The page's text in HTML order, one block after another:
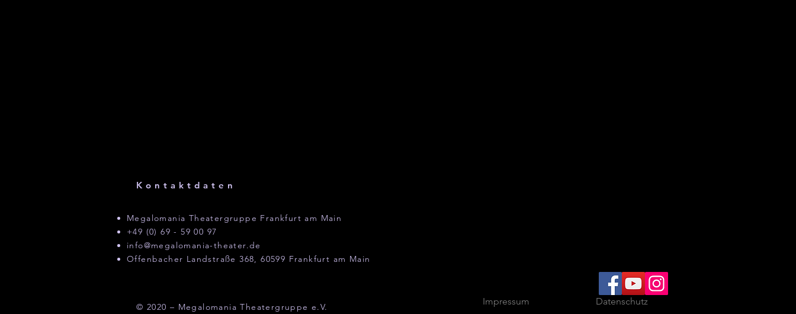
Kontaktdaten
Megalomania Theatergruppe Frankfurt am Main
+49 (0) 69 - 59 00 97
info@megalomania-theater.de
Offenbacher Landstraße 368, 60599 Frankfurt am Main
© 2020 – Megalomania Theatergruppe e.V. Impressum Datenschutz